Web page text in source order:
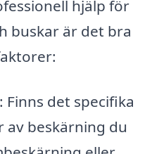
hjälp för
buskar är det bra
det specifika
beskärning du